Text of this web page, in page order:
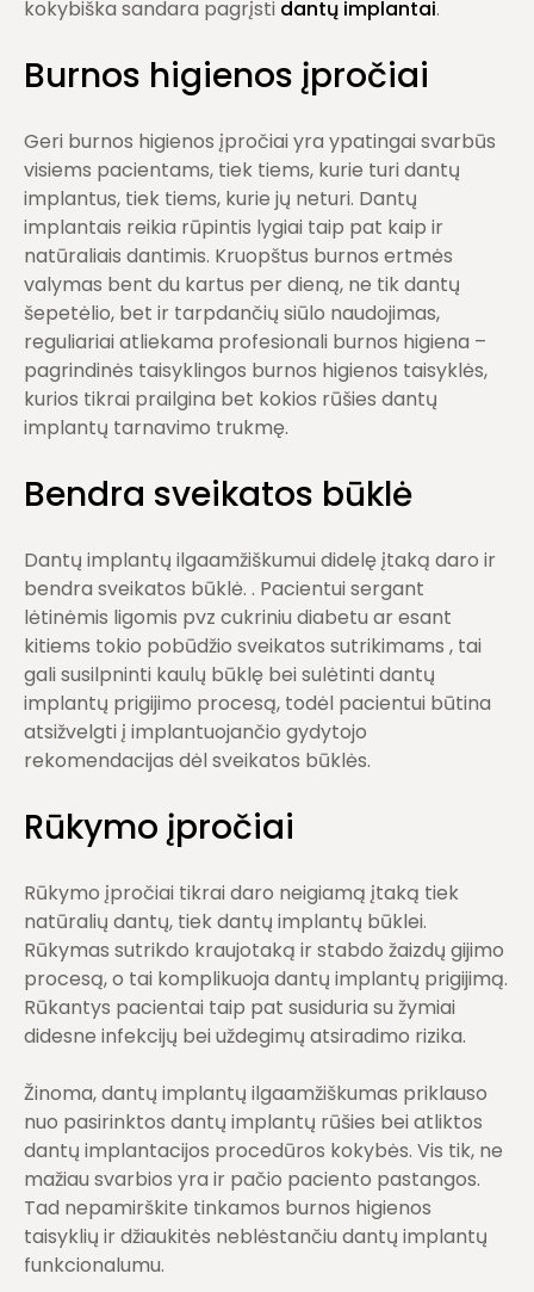
kokybiška sandara pagrįsti dantų implantai.
Burnos higienos įpročiai
Geri burnos higienos įpročiai yra ypatingai svarbūs
visiems pacientams, tiek tiems, kurie turi dantų
implantus, tiek tiems, kurie jų neturi. Dantų
implantais reikia rūpintis lygiai taip pat kaip ir
natūraliais dantimis. Kruopštus burnos ertmės
valymas bent du kartus per dieną, ne tik dantų
šepetėlio, bet ir tarpdančių siūlo naudojimas,
reguliariai atliekama profesionali burnos higiena –
pagrindinės taisyklingos burnos higienos taisyklės,
kurios tikrai prailgina bet kokios rūšies dantų
implantų tarnavimo trukmę.
Bendra sveikatos būklė
Dantų implantų ilgaamžiškumui didelę įtaką daro ir
bendra sveikatos būklė. . Pacientui sergant
lėtinėmis ligomis pvz cukriniu diabetu ar esant
kitiems tokio pobūdžio sveikatos sutrikimams , tai
gali susilpninti kaulų būklę bei sulėtinti dantų
implantų prigijimo procesą, todėl pacientui būtina
atsižvelgti į implantuojančio gydytojo
rekomendacijas dėl sveikatos būklės.
Rūkymo įpročiai
Rūkymo įpročiai tikrai daro neigiamą įtaką tiek
natūralių dantų, tiek dantų implantų būklei.
Rūkymas sutrikdo kraujotaką ir stabdo žaizdų gijimo
procesą, o tai komplikuoja dantų implantų prigijimą.
Rūkantys pacientai taip pat susiduria su žymiai
didesne infekcijų bei uždegimų atsiradimo rizika.
Žinoma, dantų implantų ilgaamžiškumas priklauso
nuo pasirinktos dantų implantų rūšies bei atliktos
dantų implantacijos procedūros kokybės. Vis tik, ne
mažiau svarbios yra ir pačio paciento pastangos.
Tad nepamirškite tinkamos burnos higienos
taisyklių ir džiaukitės neblėstančiu dantų implantų
funkcionalumu.